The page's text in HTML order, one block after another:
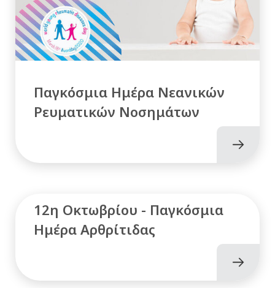
Παγκόσμια Ημέρα Νεανικών
Ρευματικών Νοσημάτων
12η Οκτωβρίου - Παγκόσμια
Ημέρα Αρθρίτιδας